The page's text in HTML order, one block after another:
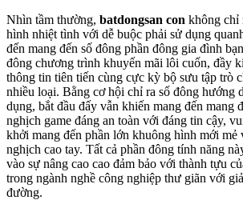
Nhìn tầm thường, batdongsan con không chỉ
hình nhiệt tình với dễ buộc phải sử dụng
đến mang đến số đông phần đông gia đình
đông chương trình khuyến mãi lôi cuốn, đầy
thông tin tiên tiến cùng cực kỳ bộ sưu tập trò
nhiều loại. Bằng cơ hội chỉ ra số đông hướng
dụng, bắt đầu đấy vẫn khiến mang đến mang
nghịch game đáng an toàn với đáng tin cậy,
khởi mang đến phần lớn khuông hình mới mẻ
nghịch cao tay. Tất cả phần đông tính năng
vào sự nâng cao cao đảm bảo với thành tựu
trong ngành nghề công nghiệp thư giãn với
đường.